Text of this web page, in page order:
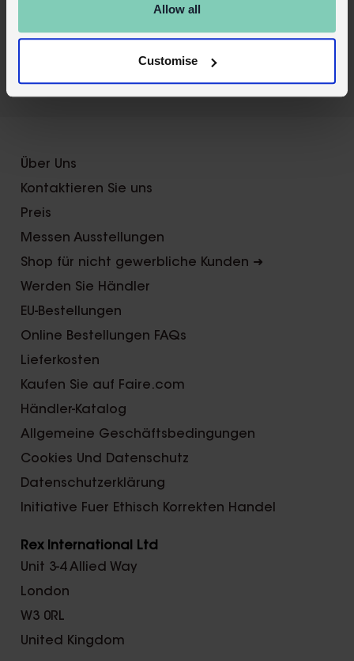
Allow all
Customise
Über Uns
Kontaktieren Sie uns
Preis
Messen Ausstellungen
Shop für nicht gewerbliche Kunden ➜
Werden Sie Händler
EU-Bestellungen
Online Bestellungen FAQs
Lieferkosten
Kaufen Sie auf Faire.com
Händler-Katalog
Allgemeine Geschäftsbedingungen
Cookies Und Datenschutz
Datenschutzerklärung
Initiative Fuer Ethisch Korrekten Handel
Rex International Ltd
Unit 3-4 Allied Way
London
W3 0RL
United Kingdom